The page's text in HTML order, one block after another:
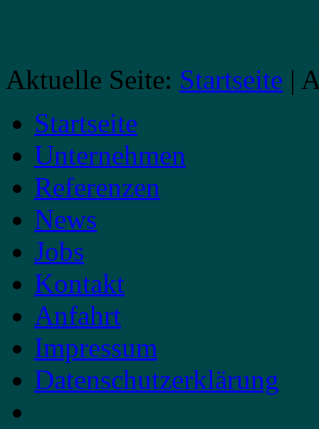
Aktuelle Seite: Startseite |
Startseite
Unternehmen
Referenzen
News
Jobs
Kontakt
Anfahrt
Impressum
Datenschutzerklärung